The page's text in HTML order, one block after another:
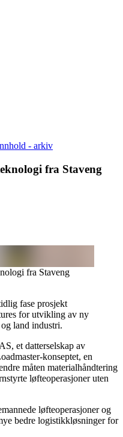
- arkiv
fra Staveng
fra Staveng
fase prosjekt
for utvikling av ny
land industri.
et datterselskap av
konseptet, en
måten materialhåndtering
løfteoperasjoner uten
løfteoperasjoner og
bedre logistikkløsninger for